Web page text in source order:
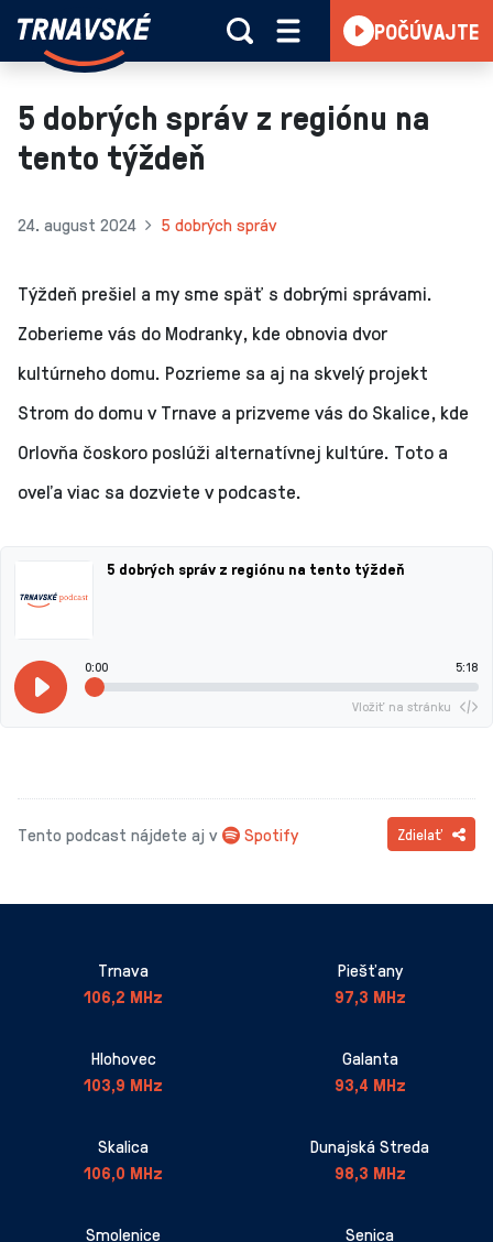
Skočiť na obsah
Trnavské
čo
sa
kraji
POČÚVAJTE
5 dobrých správ z regiónu na
tento týždeň
24. august 2024 5 dobrých správ
Týždeň prešiel a my sme späť s dobrými správami.
Zoberieme vás do Modranky, kde obnovia dvor
kultúrneho domu. Pozrieme sa aj na skvelý projekt
Strom do domu v Trnave a prizveme vás do Skalice, kde
Orlovňa čoskoro poslúži alternatívnej kultúre. Toto a
oveľa viac sa dozviete v podcaste.
5 dobrých správ z regiónu na tento týždeň
0:00 5:18
Vložiť na stránku
Tento podcast nájdete aj v Spotify Zdielať
Trnava
106,2 MHz
Piešťany
97,3 MHz
Hlohovec
103,9 MHz
Galanta
93,4 MHz
Skalica
106,0 MHz
Dunajská Streda
98,3 MHz
Smolenice
Senica